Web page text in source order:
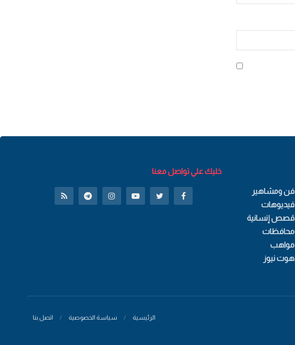
فن ومشاهير
فيديوهات
قصص إنسانية
محافظات
مواهب
هوت نيوز
خليك علي تواصل معنا
الرئيسية سياسة الخصوصية اتصل بنا